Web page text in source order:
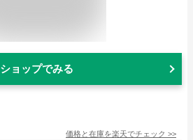
ショップでみる
価格と在庫を楽天でチェック >>